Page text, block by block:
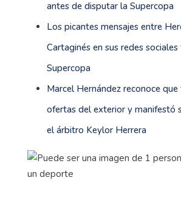
antes de disputar la Supercopa
Los picantes mensajes entre
Cartaginés en sus redes sociales
Supercopa
Marcel Hernández reconoce
ofertas del exterior y manifestó
el árbitro Keylor Herrera